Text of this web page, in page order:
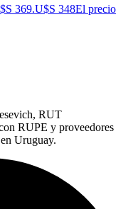
369.U$S 348El precio
RUT
RUPE y proveedores
Uruguay.